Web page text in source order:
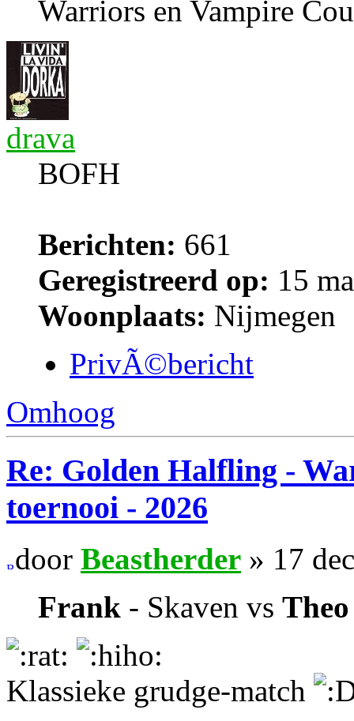
Warriors en Vampire
drava
BOFH
Berichten: 661
Geregistreerd op: 15
Woonplaats: Nijmegen
PrivÃ©bericht
Omhoog
Re: Golden Halfling -
toernooi - 2026
door Beastherder » 17
Frank - Skaven vs
Klassieke grudge-match